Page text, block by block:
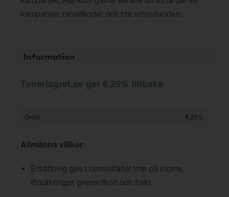
kampanjer, rabattkoder och bra erbjudanden.
Information
Tonerlagret.se ger 6,25% tillbaka
Order 6,25%
Allmänna villkor:
Ersättning ges i normalfallet inte på moms,
försäkringar, presentkort och frakt.